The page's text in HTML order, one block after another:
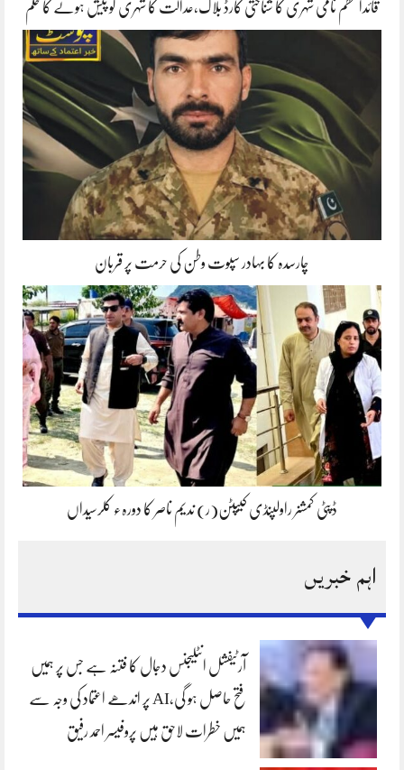
قائداعظم نامی شہری کا شناختی کارڈ بلاک،عدالت کا شہری کو پیش ہونے کا حکم
چارسدہ کا بہادر سپوت وطن کی حرمت پر قربان
ڈپٹی کمشنر راولپنڈی کیپٹن(ر) ندیم ناصر کا دورہء کلرسیداں
اہم خبریں
آرٹیفشل انٹلیجنس دجال کا فتنہ ہے جس پر ہمیں
فتح حاصل ہو گی،AI پر اندھے اعتماد کی وجہ سے
ہمیں خطرات لاحق ہیں پروفیسر احمد رفیق